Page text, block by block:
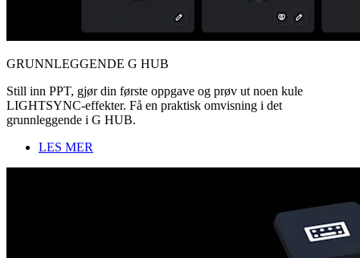
GRUNNLEGGENDE G HUB
Still inn PPT, gjør din første oppgave og prøv ut noen kule
LIGHTSYNC-effekter. Få en praktisk omvisning i det
grunnleggende i G HUB.
LES MER